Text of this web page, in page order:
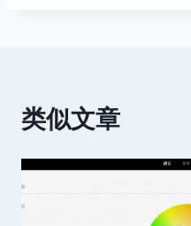
类似文章